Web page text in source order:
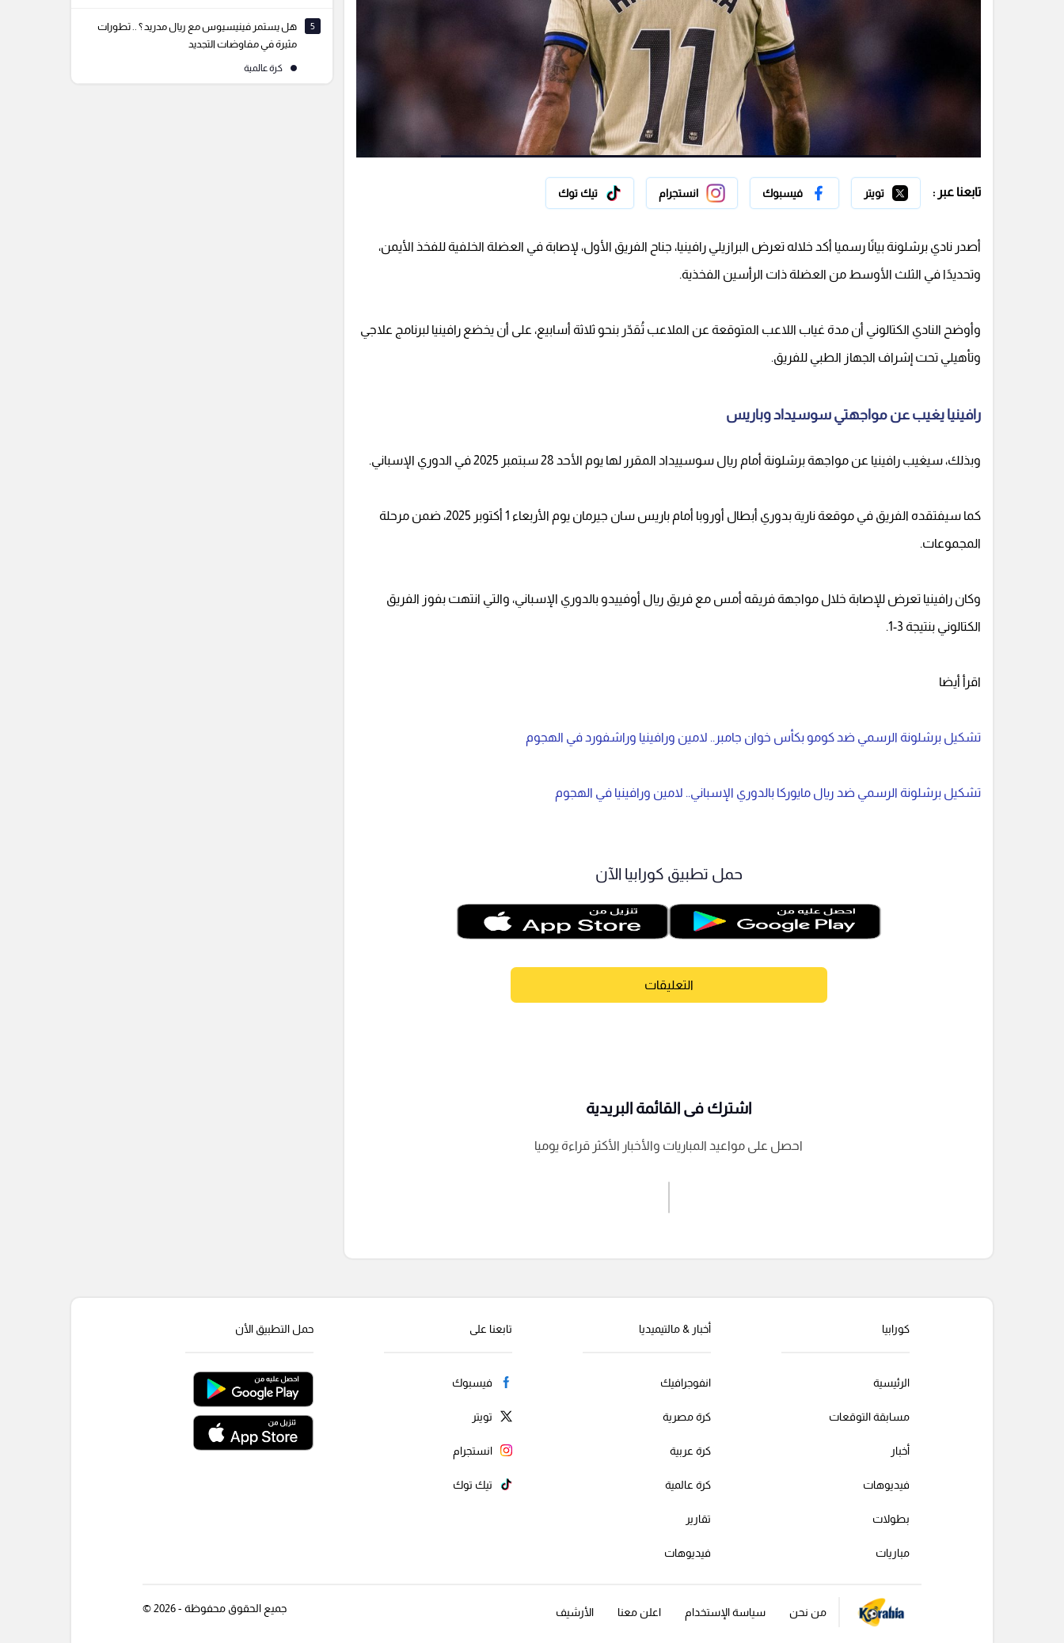
تابعنا عبر : تويتر فيسبوك انستجرام تيك توك
أصدر نادي برشلونة بيانًا رسميا أكد خلاله تعرض البرازيلي رافينيا، جناح الفريق الأول، لإصابة في العضلة الخلفية للفخذ الأيمن،
وتحديدًا في الثلث الأوسط من العضلة ذات الرأسين الفخذية.
وأوضح النادي الكتالوني أن مدة غياب اللاعب المتوقعة عن الملاعب تُقدّر بنحو ثلاثة أسابيع، على أن يخضع رافينيا لبرنامج علاجي
وتأهيلي تحت إشراف الجهاز الطبي للفريق.
رافينيا يغيب عن مواجهتي سوسيداد وباريس
وبذلك، سيغيب رافينيا عن مواجهة برشلونة أمام ريال سوسييداد المقرر لها يوم الأحد 28 سبتمبر 2025 في الدوري الإسباني.
كما سيفتقده الفريق في موقعة نارية بدوري أبطال أوروبا أمام باريس سان جيرمان يوم الأربعاء 1 أكتوبر 2025، ضمن مرحلة
المجموعات.
وكان رافينيا تعرض للإصابة خلال مواجهة فريقه أمس مع فريق ريال أوفييدو بالدوري الإسباني، والتي انتهت بفوز الفريق
الكتالوني بنتيجة 3-1.
اقرأ أيضا
تشكيل برشلونة الرسمي ضد كومو بكأس خوان جامبر.. لامين ورافينيا وراشفورد في الهجوم
تشكيل برشلونة الرسمي ضد ريال مايوركا بالدوري الإسباني.. لامين ورافينيا في الهجوم
حمل تطبيق كورابيا الآن
التعليقات
إرسال تعليق
اشترك فى القائمة البريدية
احصل على مواعيد المباريات والأخبار الأكثر قراءة يوميا
5
هل يستمر فينيسيوس مع ريال مدريد ؟ .. تطورات
مثيرة في مفاوضات التجديد
كرة عالمية
كورابيا
الرئيسية
مسابقة التوقعات
أخبار
فيديوهات
بطولات
مباريات
أخبار & مالتيميديا
انفوجرافيك
كرة مصرية
كرة عربية
كرة عالمية
تقارير
فيديوهات
تابعنا على
فيسبوك
تويتر
انستجرام
تيك توك
حمل التطبيق الأن
من نحن سياسة الإستخدام اعلن معنا الأرشيف جميع الحقوق محفوظة - 2026 ©